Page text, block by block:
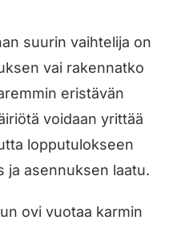
suurin vaihtelija on
vai rakennatko
eristävän
voidaan yrittää
lopputulokseen
ja asennuksen laatu.
ovi vuotaa karmin